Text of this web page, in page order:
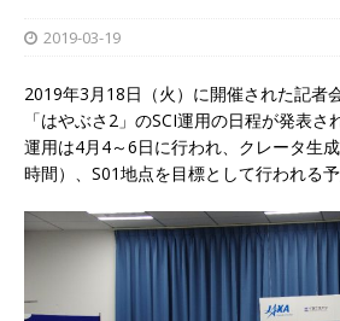
2019-03-19
2019年3月18日（火）に開催された記者
「はやぶさ2」のSCI運用の日程が発表さ
運用は4月4～6日に行われ、クレータ生
時間）、S01地点を目標として行われる予